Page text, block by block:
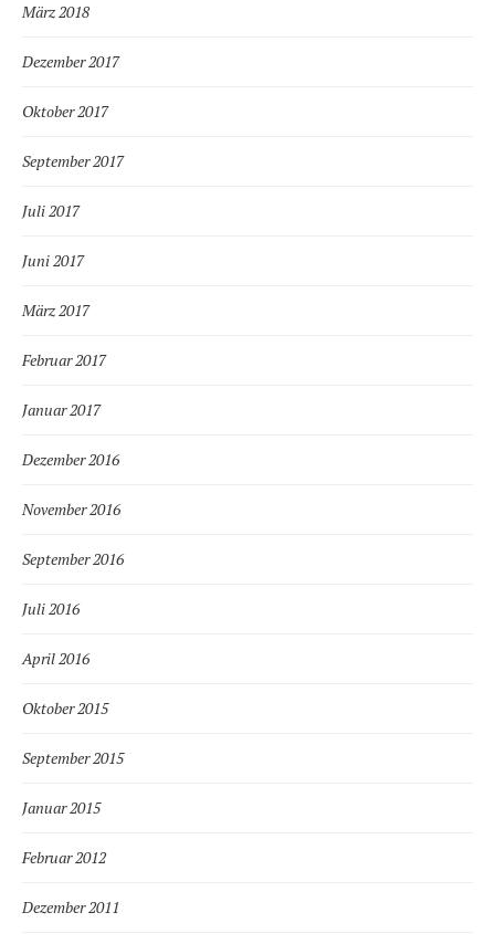
März 2018
Dezember 2017
Oktober 2017
September 2017
Juli 2017
Juni 2017
März 2017
Februar 2017
Januar 2017
Dezember 2016
November 2016
September 2016
Juli 2016
April 2016
Oktober 2015
September 2015
Januar 2015
Februar 2012
Dezember 2011